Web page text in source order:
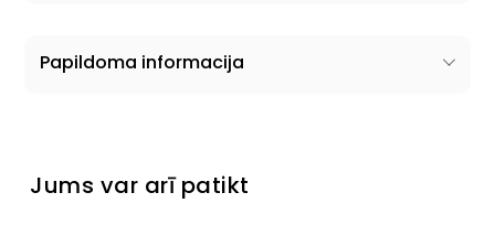
Papildoma informacija
Jums var arī patikt